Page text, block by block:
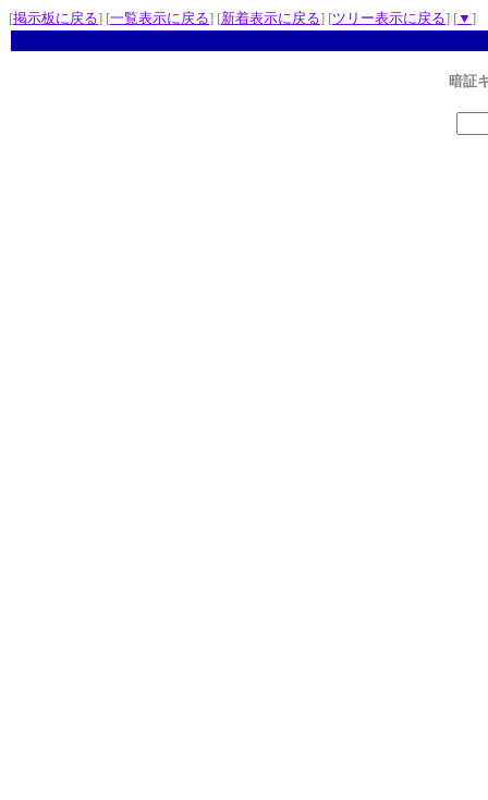
[掲示板に戻る] [一覧表示に戻る] [新着表示に戻る] [ツリー表示に戻る] [▼ ]
暗証